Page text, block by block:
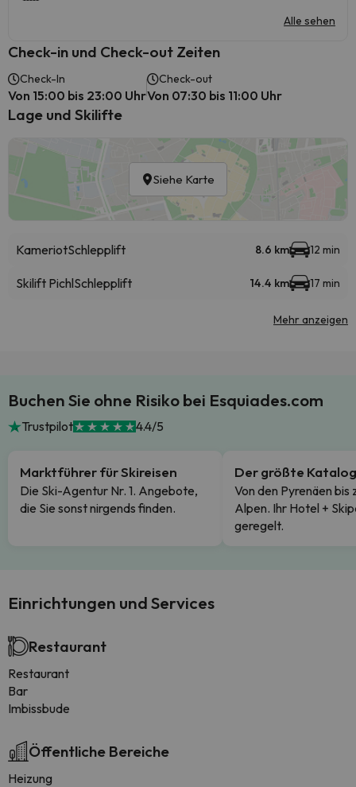
Alle sehen
Check-in und Check-out Zeiten
Check-In
Von 15:00 bis 23:00 Uhr
Check-out
Von 07:30 bis 11:00 Uhr
Lage und Skilifte
Siehe Karte
KameriotSchlepplift 8.6 km 12 min
Skilift PichlSchlepplift 14.4 km 17 min
Mehr anzeigen
Buchen Sie ohne Risiko bei Esquiades.com
Trustpilot 4.4/5
Marktführer für Skireisen
Die Ski-Agentur Nr. 1. Angebote,
die Sie sonst nirgends finden.
Der größte Katalog
Von den Pyrenäen bis
Alpen. Ihr Hotel +
geregelt.
Einrichtungen und Services
Restaurant
Restaurant
Bar
Imbissbude
Öffentliche Bereiche
Heizung